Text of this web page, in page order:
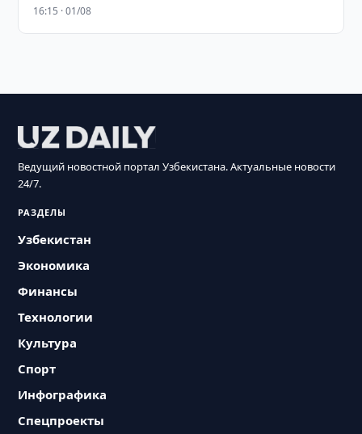
16:15 · 01/08
Ведущий новостной портал Узбекистана. Актуальные новости
24/7.
РАЗДЕЛЫ
Узбекистан
Экономика
Финансы
Технологии
Культура
Спорт
Инфографика
Спецпроекты